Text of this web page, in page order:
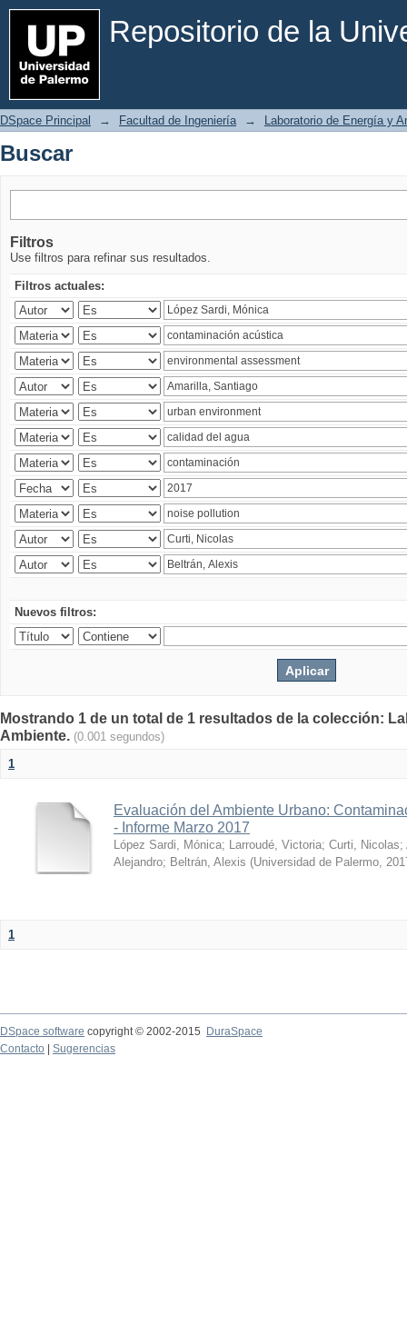
Repositorio de la
Buscar
DSpace Principal → Facultad de Ingeniería → Laboratorio de Energía y
Buscar
Filtros
Use filtros para refinar sus resultados.
Filtros actuales:
Nuevos filtros:
Mostrando 1 de un total de 1 resultados de la colección:
Ambiente. (0.001 segundos)
1
Evaluación del Ambiente Urbano:
- Informe Marzo 2017
López Sardi, Mónica; Larroudé, Victoria; Curti, Nicolas;
Alejandro; Beltrán, Alexis (Universidad de Palermo,
1
DSpace software copyright © 2002-2015
DuraSpace
Contacto
Sugerencias